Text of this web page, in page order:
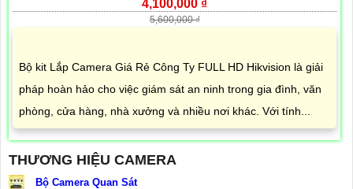
4,100,000 ₫
5,600,000 ₫
Bộ kit Lắp Camera Giá Rẻ Công Ty FULL HD Hikvision là giải
pháp hoàn hảo cho việc giám sát an ninh trong gia đình, văn
phòng, cửa hàng, nhà xưởng và nhiều nơi khác. Với tính...
THƯƠNG HIỆU CAMERA
Bộ Camera Quan Sát